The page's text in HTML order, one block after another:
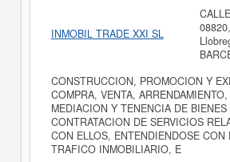
INMOBIL TRADE XXI SL
CONSTRUCCION, PROMOCION Y
COMPRA, VENTA,
MEDIACION Y TENENCIA DE BIENES
CONTRATACION DE SERVICIOS
CON ELLOS, ENTENDIENDOSE CON
TRAFICO INMOBILIARIO, E